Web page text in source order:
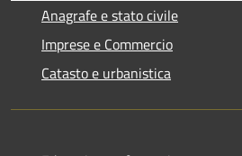
Anagrafe e stato civile
Imprese e Commercio
Catasto e urbanistica